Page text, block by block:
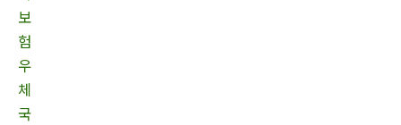
보
험
우
체
국